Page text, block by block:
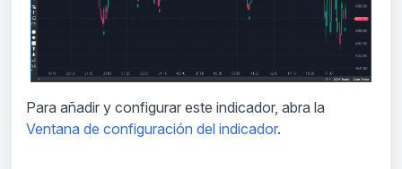
Para añadir y configurar este indicador, abra la
Ventana de configuración del indicador.